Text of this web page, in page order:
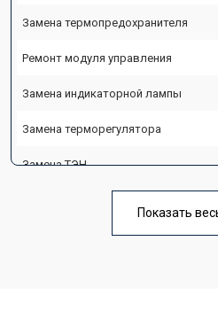
Замена термопредохранителя
Ремонт модуля управления
Замена индикаторной лампы
Замена терморегулятора
Замена ТЭН
Замена термостата
Показать